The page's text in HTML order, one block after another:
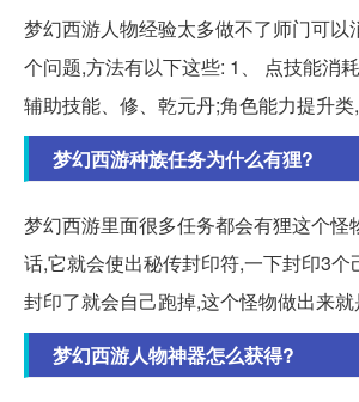
梦幻西游人物经验太多做不了师门可以
个问题,方法有以下这些: 1、 点技能消耗
辅助技能、修、乾元丹;角色能力提升类,
梦幻西游种族任务为什么有狸?
梦幻西游里面很多任务都会有狸这个怪
话,它就会使出秘传封印符,一下封印3个
封印了就会自己跑掉,这个怪物做出来就
梦幻西游人物神器怎么获得?